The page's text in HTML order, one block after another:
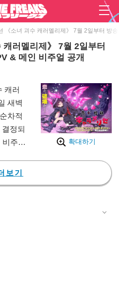
《소녀 괴수 캐러멜리제》 7월 2일부터 방
러멜리제》 7월 2일부터
& 메인 비주얼 공개
확대하기
캐러
새벽
차적
정되
비주
되었
의
미디
보기